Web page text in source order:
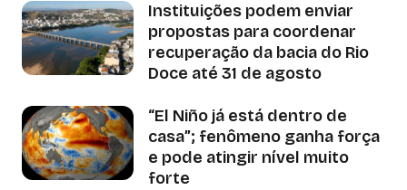
Instituições podem enviar
propostas para coordenar
recuperação da bacia do Rio
Doce até 31 de agosto
“El Niño já está dentro de
casa”; fenômeno ganha força
e pode atingir nível muito
forte